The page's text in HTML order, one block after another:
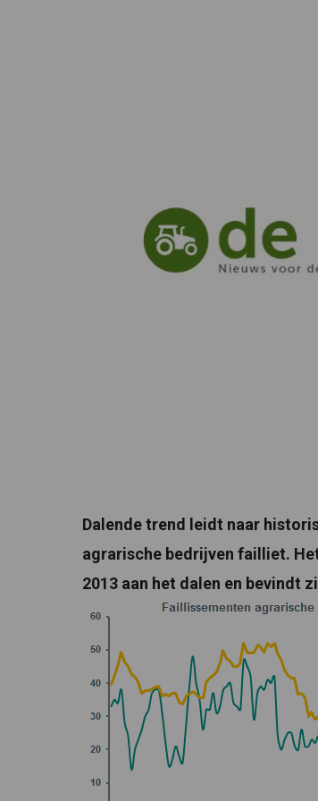
Dalende trend leidt naar
agrarische bedrijven failliet.
2013 aan het dalen en bevindt